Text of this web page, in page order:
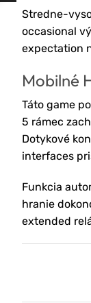
Stredne-
occasional
expectation
Mobilné
Táto game
5 rámec
Dotykové
interfaces
Funkcia
hranie
extended